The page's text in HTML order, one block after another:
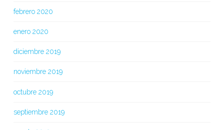
febrero 2020
enero 2020
diciembre 2019
noviembre 2019
octubre 2019
septiembre 2019